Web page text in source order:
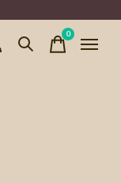
0items